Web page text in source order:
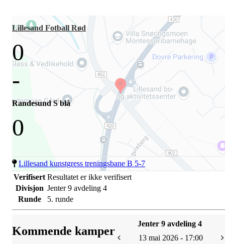
Lillesand Fotball Rød
0
-
Randesund S blå
0
Lillesand kunstgress treningsbane B 5-7
Verifisert Resultatet er ikke verifisert
Divisjon Jenter 9 avdeling 4
Runde
5. runde
Kommende kamper
Jenter 9 avdeling 4
13 mai 2026 - 17:00